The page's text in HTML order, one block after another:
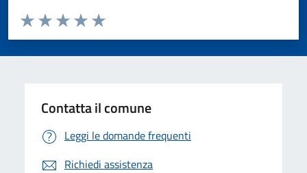
Domanda
Valuta da 1 a 5 stelle la pagina
Valuta 5 stelle su 5
Valuta 4 stelle su 5
Valuta 3 stelle su 5
Valuta 2 stelle su 5
Valuta 1 stelle su 5
Contatta il comune
Leggi le domande frequenti
Richiedi assistenza